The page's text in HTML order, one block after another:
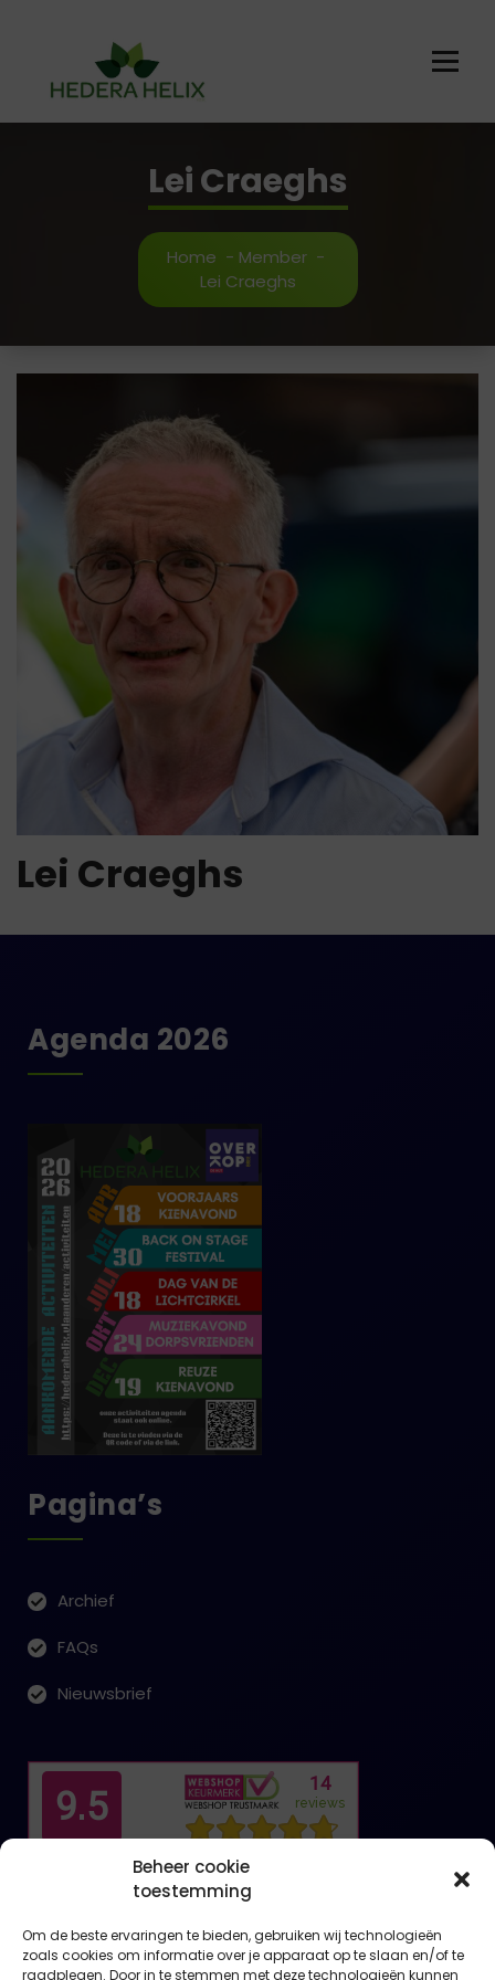
Beheer cookie
toestemming
Om de beste ervaringen te bieden, gebruiken wij technologieën
zoals cookies om informatie over je apparaat op te slaan en/of te
raadplegen. Door in te stemmen met deze technologieën kunnen
inhoud
Lei Craeghs
Home - Member-
Lei Craeghs
Lei Craeghs
Agenda 2026
Pagina’s
Archief
FAQs
Nieuwsbrief